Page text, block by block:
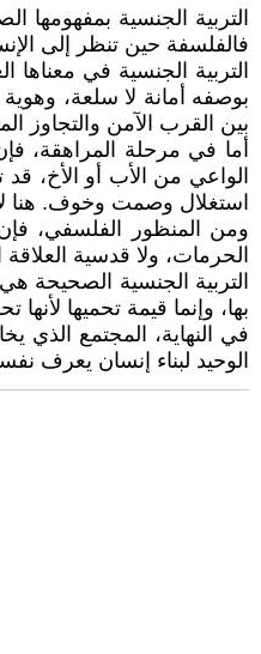
التربية الجنسية بمفهومها
فالفلسفة حين تنظر إلى
التربية الجنسية في
بوصفه أمانة لا سلعة،
بين القرب الآمن والتجاوز
أما في مرحلة المراهقة،
الواعي من الأب أو الأخ،
استغلال وصمت وخوف. هنا
ومن المنظور الفلسفي،
الحرمات، ولا قدسية
التربية الجنسية الصحيحة
بها، وإنما قيمة تحميها
في النهاية، المجتمع الذي
الوحيد لبناء إنسان يعرف